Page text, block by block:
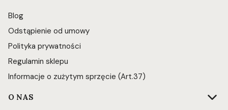
Blog
Odstąpienie od umowy
Polityka prywatności
Regulamin sklepu
Informacje o zużytym sprzęcie (Art.37)
O NAS